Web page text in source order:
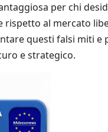
per chi
al mercato
questi falsi miti e
e strategico.